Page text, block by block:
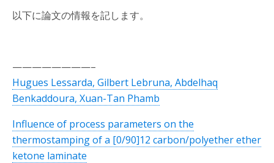
以下に論文の情報を記します。
————————–
Hugues Lessarda, Gilbert Lebruna, Abdelhaq
Benkaddoura, Xuan-Tan Phamb
Influence of process parameters on the
thermostamping of a [0/90]12 carbon/polyether ether
ketone laminate